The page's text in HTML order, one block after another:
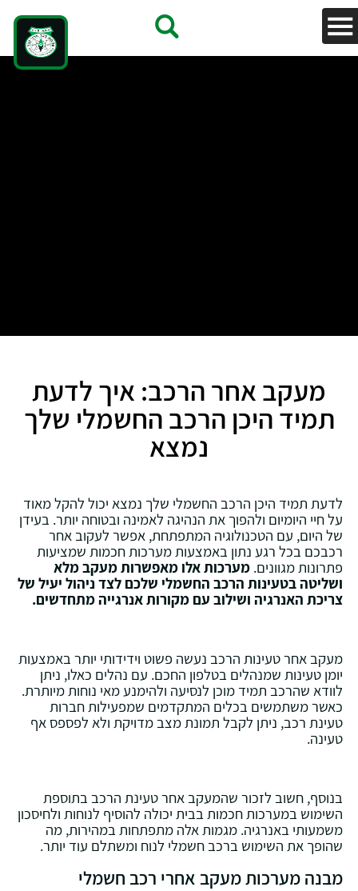
מעקב אחר הרכב: איך לדעת
תמיד היכן הרכב החשמלי שלך
נמצא
לדעת תמיד היכן הרכב החשמלי שלך נמצא יכול להקל מאוד
על חיי היומיום ולהפוך את הנהיגה לאמינה ובטוחה יותר. בעידן
של היום, עם הטכנולוגיה המתפתחת, אפשר לעקוב אחר
רכבכם בכל רגע נתון באמצעות מערכות חכמות שמציעות
פתרונות מגוונים.מערכות אלו מאפשרות מעקב מלא
ושליטה בטעינות הרכב החשמלי שלכם לצד ניהול יעיל של
צריכת האנרגיה ושילוב עם מקורות אנרגייה מתחדשים.
מעקב אחר טעינות הרכב נעשה פשוט וידידותי יותר באמצעות
יומן טעינות שמנהלים בטלפון החכם. עם נהלים כאלו, ניתן
לוודא שהרכב תמיד מוכן לנסיעה ולהימנע מאי נוחות מיותרת.
כאשר משתמשים בכלים המתקדמים שמפעילות חברות
טעינת רכב, ניתן לקבל תמונת מצב מדויקת ולא לפספס אף
טעינה.
בנוסף, חשוב לזכור שהמעקב אחר טעינת הרכב בתוספת
השימוש במערכות חכמות בבית יכולה להוסיף לנוחות ולחיסכון
משמעותי באנרגיה. מגמות אלה מתפתחות במהירות, מה
שהופך את השימוש ברכב חשמלי לנוח ומשתלם עוד יותר.
מבנה מערכות מעקב אחרי רכב חשמלי